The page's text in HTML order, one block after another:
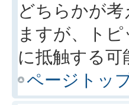
どちらかが
ますが、ト
に抵触する
ページトッ